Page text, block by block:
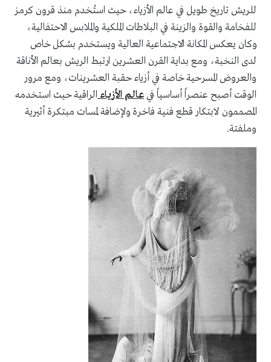
للريش تاريخ طويل في عالم الأزياء، حيث استُخدم منذ قرون كرمز
للفخامة والقوة والزينة في البلاطات الملكية والملابس الاحتفالية،
وكان يعكس المكانة الاجتماعية العالية ويستخدم بشكل خاص
لدى النخبة، ومع بداية القرن العشرين ارتبط الريش بعالم الأناقة
والعروض المسرحية خاصة في أزياء حقبة العشرينات، ومع مرور
الوقت أصبح عنصراً أساسياً في عالم الأزياء الراقية حيث استخدمه
المصممون لابتكار قطع فنية فاخرة ولإضافة لمسات مبتكرة أثيرية
وملفتة.